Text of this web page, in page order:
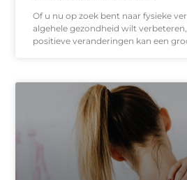
Of u nu op zoek bent naar fysieke
algehele gezondheid wilt
positieve veranderingen kan een